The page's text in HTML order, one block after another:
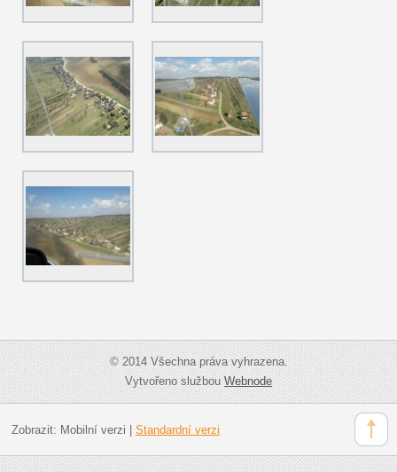
© 2014 Všechna práva vyhrazena.
Vytvořeno službouWebnode
Zobrazit: Mobilní verzi Standardní verzi